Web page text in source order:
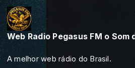
Web Radio Pegasus FM o
A melhor web rádio do Brasil.